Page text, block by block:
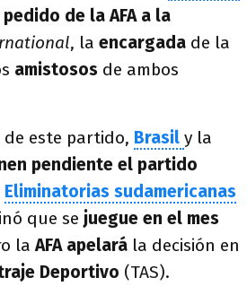
de la AFA a la
, la encargada de la
amistosos de ambos
de este partido, Brasil y la
pendiente el partido
Eliminatorias sudamericanas
que se juegue en el mes
laAFA apelará la decisión en
Deportivo (TAS).